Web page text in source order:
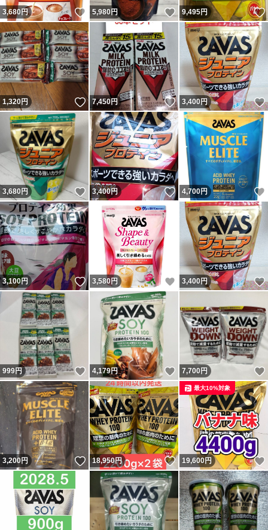
3,680円 いいね！
5,980円 いいね！
9,495円
1,320円 いいね！
7,450円 いいね！
3,400円
3,680円 いいね！
3,400円 いいね！
4,700円
3,100円 いいね！
3,580円 いいね！
3,400円
999円 いいね！
4,179円 いいね！
7,700円
3,200円 いいね！
18,950円 いいね！
19,600円
最大10%対象